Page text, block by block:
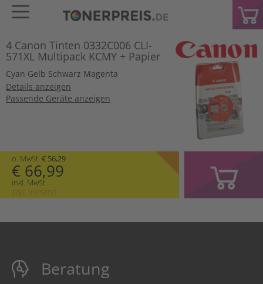
4 Canon Tinten 0332C006 CLI-
571XL Multipack KCMY + Papier
Cyan Gelb Schwarz Magenta
Details anzeigen
Passende Geräte anzeigen
o. MwSt. € 56,29
€ 66,99
inkl. MwSt.
zzgl. Versand
Beratung